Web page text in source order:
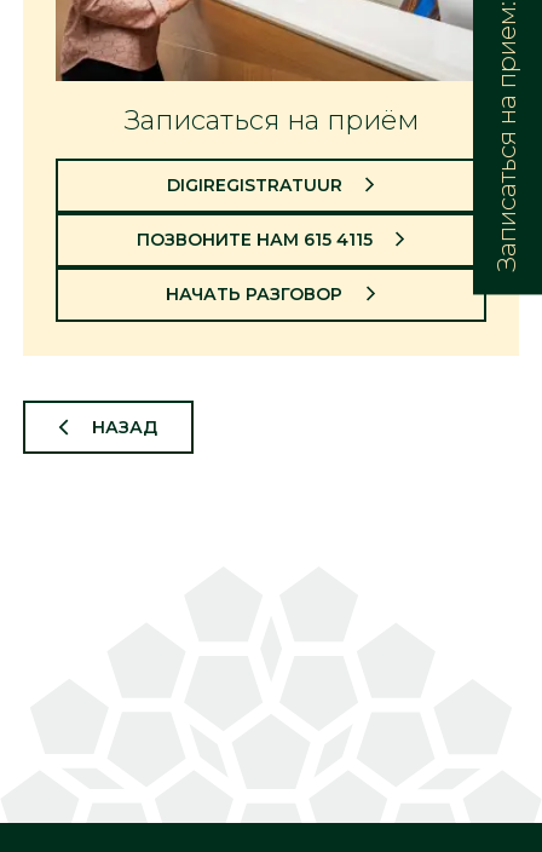
Записаться на приём
DIGIREGISTRATUUR
ПОЗВОНИТЕ НАМ 615 4115
НАЧАТЬ РАЗГОВОР
НАЗАД
Записаться на прием: